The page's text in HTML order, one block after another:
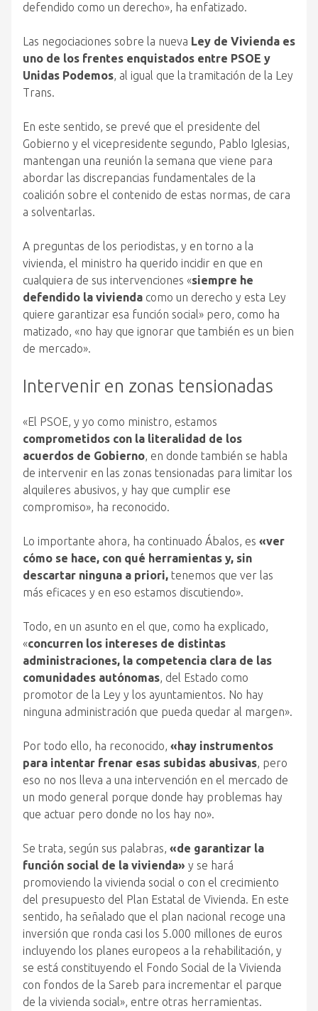
defendido como un derecho», ha enfatizado.
Las negociaciones sobre la nueva Ley de Vivienda es
uno de los frentes enquistados entre PSOE y
Unidas Podemos, al igual que la tramitación de la Ley
Trans.
En este sentido, se prevé que el presidente del
Gobierno y el vicepresidente segundo, Pablo Iglesias,
mantengan una reunión la semana que viene para
abordar las discrepancias fundamentales de la
coalición sobre el contenido de estas normas, de cara
a solventarlas.
A preguntas de los periodistas, y en torno a la
vivienda, el ministro ha querido incidir en que en
cualquiera de sus intervenciones «siempre he
defendido la vivienda como un derecho y esta Ley
quiere garantizar esa función social» pero, como ha
matizado, «no hay que ignorar que también es un bien
de mercado».
Intervenir en zonas tensionadas
«El PSOE, y yo como ministro, estamos
comprometidos con la literalidad de los
acuerdos de Gobierno, en donde también se habla
de intervenir en las zonas tensionadas para limitar los
alquileres abusivos, y hay que cumplir ese
compromiso», ha reconocido.
Lo importante ahora, ha continuado Ábalos, es «ver
cómo se hace, con qué herramientas y, sin
descartar ninguna a priori, tenemos que ver las
más eficaces y en eso estamos discutiendo».
Todo, en un asunto en el que, como ha explicado,
«concurren los intereses de distintas
administraciones, la competencia clara de las
comunidades autónomas, del Estado como
promotor de la Ley y los ayuntamientos. No hay
ninguna administración que pueda quedar al margen».
Por todo ello, ha reconocido, «hay instrumentos
para intentar frenar esas subidas abusivas, pero
eso no nos lleva a una intervención en el mercado de
un modo general porque donde hay problemas hay
que actuar pero donde no los hay no».
Se trata, según sus palabras, «de garantizar la
función social de la vivienda» y se hará
promoviendo la vivienda social o con el crecimiento
del presupuesto del Plan Estatal de Vivienda. En este
sentido, ha señalado que el plan nacional recoge una
inversión que ronda casi los 5.000 millones de euros
incluyendo los planes europeos a la rehabilitación, y
se está constituyendo el Fondo Social de la Vivienda
con fondos de la Sareb para incrementar el parque
de la vivienda social», entre otras herramientas.